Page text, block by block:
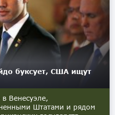
буксует, США ищут
Венесуэле,
Штатами и рядом